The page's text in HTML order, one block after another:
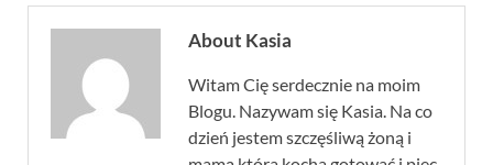
About Kasia
Witam Cię serdecznie na moim
Blogu. Nazywam się Kasia. Na co
dzień jestem szczęśliwą żoną i